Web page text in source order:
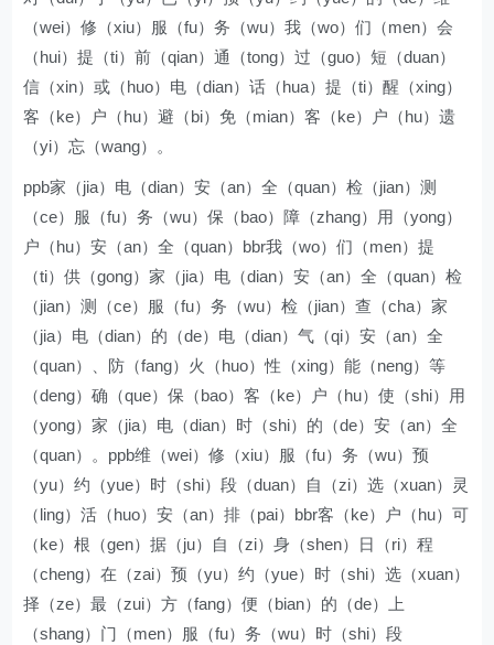
（wei）修（xiu）服（fu）务（wu）我（wo）们（men）会
（hui）提（ti）前（qian）通（tong）过（guo）短（duan）
信（xin）或（huo）电（dian）话（hua）提（ti）醒（xing）
客（ke）户（hu）避（bi）免（mian）客（ke）户（hu）遗
（yi）忘（wang）。
ppb家（jia）电（dian）安（an）全（quan）检（jian）测
（ce）服（fu）务（wu）保（bao）障（zhang）用（yong）
户（hu）安（an）全（quan）bbr我（wo）们（men）提
（ti）供（gong）家（jia）电（dian）安（an）全（quan）检
（jian）测（ce）服（fu）务（wu）检（jian）查（cha）家
（jia）电（dian）的（de）电（dian）气（qi）安（an）全
（quan）、防（fang）火（huo）性（xing）能（neng）等
（deng）确（que）保（bao）客（ke）户（hu）使（shi）用
（yong）家（jia）电（dian）时（shi）的（de）安（an）全
（quan）。ppb维（wei）修（xiu）服（fu）务（wu）预
（yu）约（yue）时（shi）段（duan）自（zi）选（xuan）灵
（ling）活（huo）安（an）排（pai）bbr客（ke）户（hu）可
（ke）根（gen）据（ju）自（zi）身（shen）日（ri）程
（cheng）在（zai）预（yu）约（yue）时（shi）选（xuan）
择（ze）最（zui）方（fang）便（bian）的（de）上
（shang）门（men）服（fu）务（wu）时（shi）段